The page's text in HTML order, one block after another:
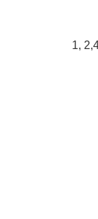
1,